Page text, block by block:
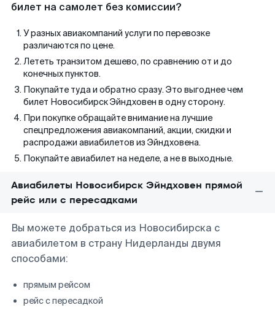
билет на самолет без комиссии?
У разных авиакомпаний услуги по перевозке
различаются по цене.
Лететь транзитом дешево, по сравнению от и до
конечных пунктов.
Покупайте туда и обратно сразу. Это выгоднее чем
билет Новосибирск Эйндховен в одну сторону.
При покупке обращайте внимание на лучшие
спецпредложения авиакомпаний, акции, скидки и
распродажи авиабилетов из Эйндховена.
Покупайте авиабилет на неделе, а не в выходные.
Авиабилеты Новосибирск Эйндховен прямой
рейс или с пересадками
Вы можете добраться из Новосибирска с
авиабилетом в страну Нидерланды двумя
способами:
прямым рейсом
рейс с пересадкой